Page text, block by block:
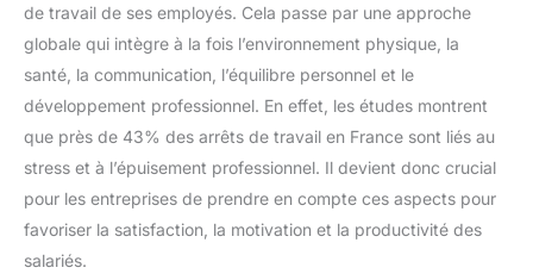
de travail de ses employés. Cela passe par une approche
globale qui intègre à la fois l’environnement physique, la
santé, la communication, l’équilibre personnel et le
développement professionnel. En effet, les études montrent
que près de 43% des arrêts de travail en France sont liés au
stress et à l’épuisement professionnel. Il devient donc crucial
pour les entreprises de prendre en compte ces aspects pour
favoriser la satisfaction, la motivation et la productivité des
salariés.